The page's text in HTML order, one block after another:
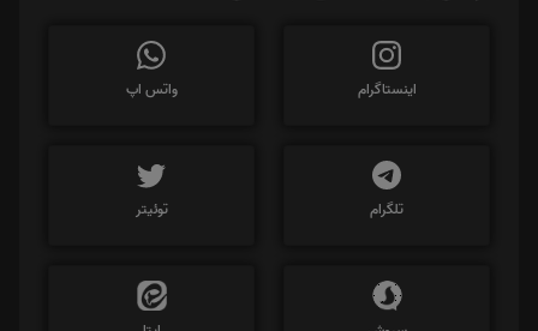
اینستاگرام واتس اپ
تلگرام توئیتر